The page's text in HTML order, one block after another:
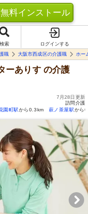
無料インストール
検索
ログインする
職 大阪市西成区の介護職 ホー
ーありすの介護
7月28日更新
訪問介護
園町駅から0.3km 萩ノ茶屋駅から